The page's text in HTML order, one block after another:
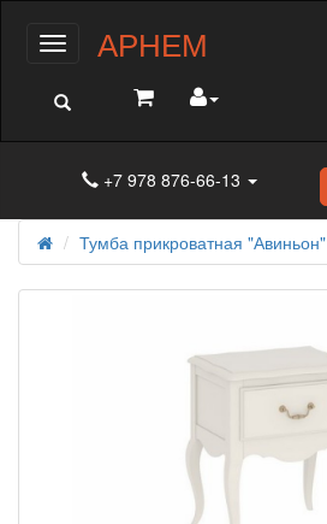
МенюАРНЕМ
+7 978 876-66-13
Тумба прикроватная "Авиньон"